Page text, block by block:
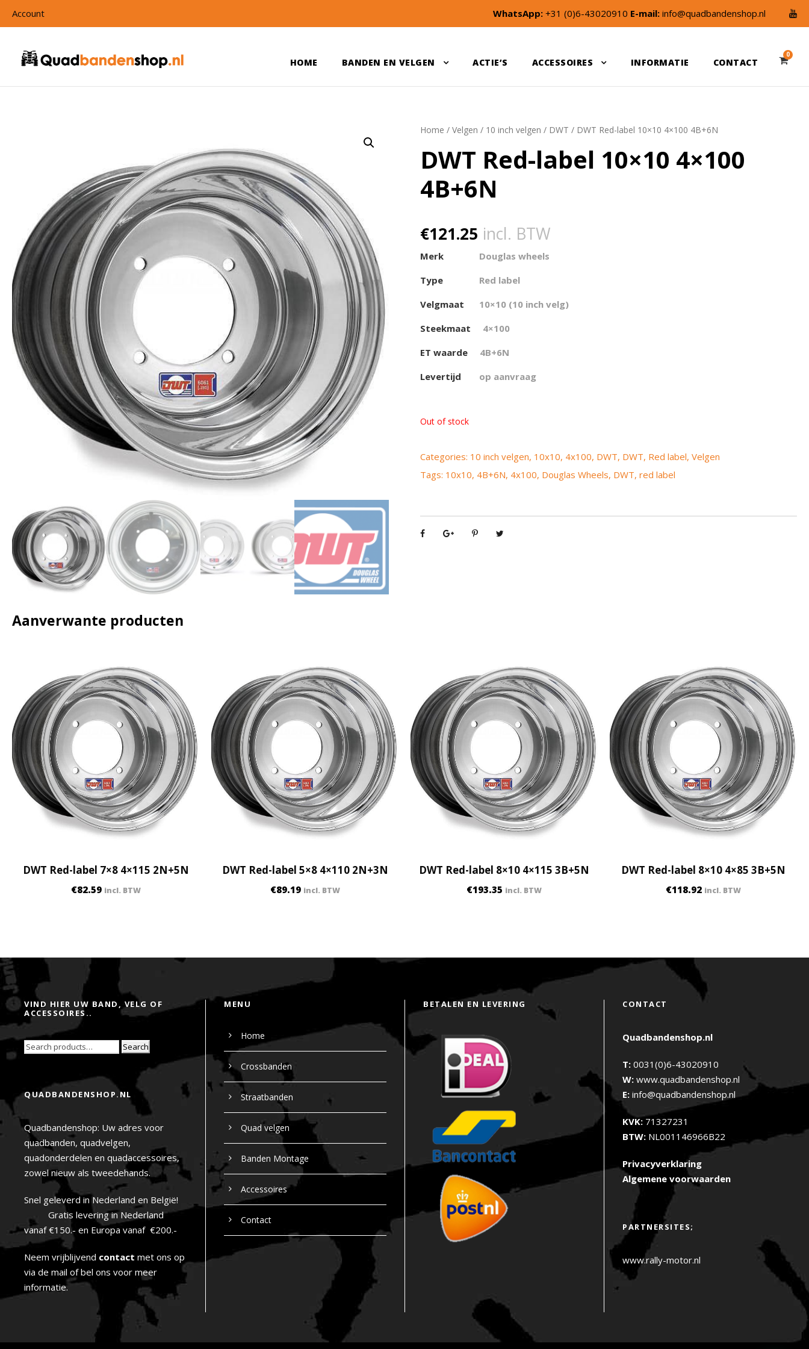
Account WhatsApp: +31 (0)6-43020910 E-mail: info@quadbandenshop.nl
HOME BANDEN EN VELGEN ACTIE’S ACCESSOIRES INFORMATIE CONTACT
0
Home /Velgen / 10 inch velgen / DWT / DWT Red-label 10×10 4×100 4B+6N
DWT Red-label 10×10 4×100
4B+6N
€121.25 incl. BTW
Merk
Douglas wheels
Type
Red label
Velgmaat
10×10 (10 inch velg)
Steekmaat
4×100
ET waarde
4B+6N
Levertijd
op aanvraag
Out of stock
Categories: 10 inch velgen, 10x10, 4x100, DWT, DWT, Red label,Velgen
Tags: 10x10, 4B+6N, 4x100, Douglas Wheels, DWT,red label
Aanverwante producten
DWT Red-label 7×8 4×115 2N+5N
€82.59 incl. BTW
DWT Red-label 5×8 4×110 2N+3N
€89.19 incl. BTW
DWT Red-label 8×10 4×115 3B+5N
€193.35 incl. BTW
DWT Red-label 8×10 4×85 3B+5N
€118.92 incl. BTW
VIND HIER UW BAND, VELG OF
ACCESSOIRES..
Search
QUADBANDENSHOP.NL
Quadbandenshop: Uw adres voor
quadbanden, quadvelgen,
quadonderdelen en quadaccessoires,
zowel nieuw als tweedehands.
Snel geleverd in Nederland en België!
Gratis levering in Nederland
vanaf €150.- en Europa vanaf €200.-
Neem vrijblijvend contact met ons op
via de mail of bel ons voor meer
informatie.
MENU
Home
Crossbanden
Straatbanden
Quad velgen
Banden Montage
Accessoires
Contact
BETALEN EN LEVERING CONTACT
Quadbandenshop.nl
T: 0031(0)6-43020910
W: www.quadbandenshop.nl
E: info@quadbandenshop.nl
KVK: 71327231
BTW: NL001146966B22
Privacyverklaring
Algemene voorwaarden
PARTNERSITES;
www.rally-motor.nl